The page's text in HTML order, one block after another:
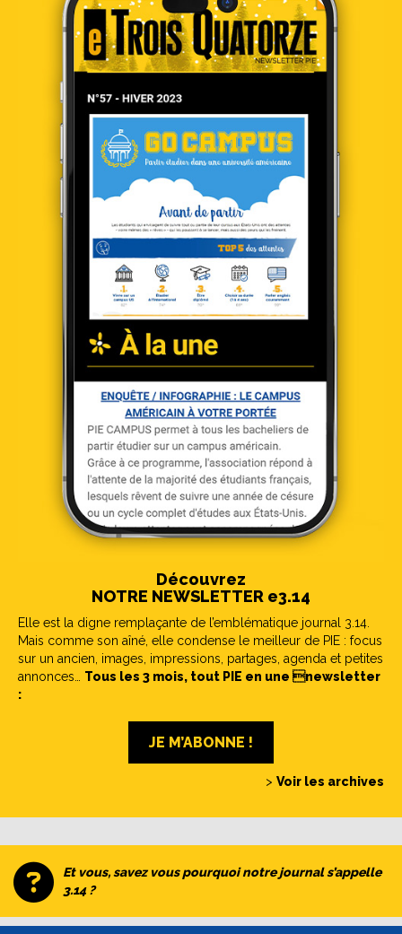
Découvrez
NOTRE NEWSLETTER e3.14
Elle est la digne remplaçante de l’emblématique journal 3.14.
Mais comme son aîné, elle condense le meilleur de PIE : focus
sur un ancien, images, impressions, partages, agenda et petites
annonces… Tous les 3 mois, tout PIE en une newsletter
:
JE M’ABONNE !
> Voir les archives
Et vous, savez vous pourquoi notre journal s’appelle
3.14 ?